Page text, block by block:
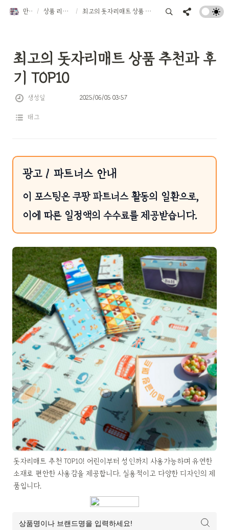
만물트럭 / 상품 리뷰 TOP 10 / 최고의 돗자리매트 상품 추천과 후기 TOP10
최고의 돗자리매트 상품 추천과 후
기 TOP10
생성일 2025/06/05 03:57
태그
광고 / 파트너스 안내
이 포스팅은 쿠팡 파트너스 활동의 일환으로,
이에 따른 일정액의 수수료를 제공받습니다.
돗자리매트 추천 TOP10! 어린이부터 성인까지 사용가능하며 유연한
소재로 편안한 사용감을 제공합니다. 실용적이고 다양한 디자인의 제
품입니다.